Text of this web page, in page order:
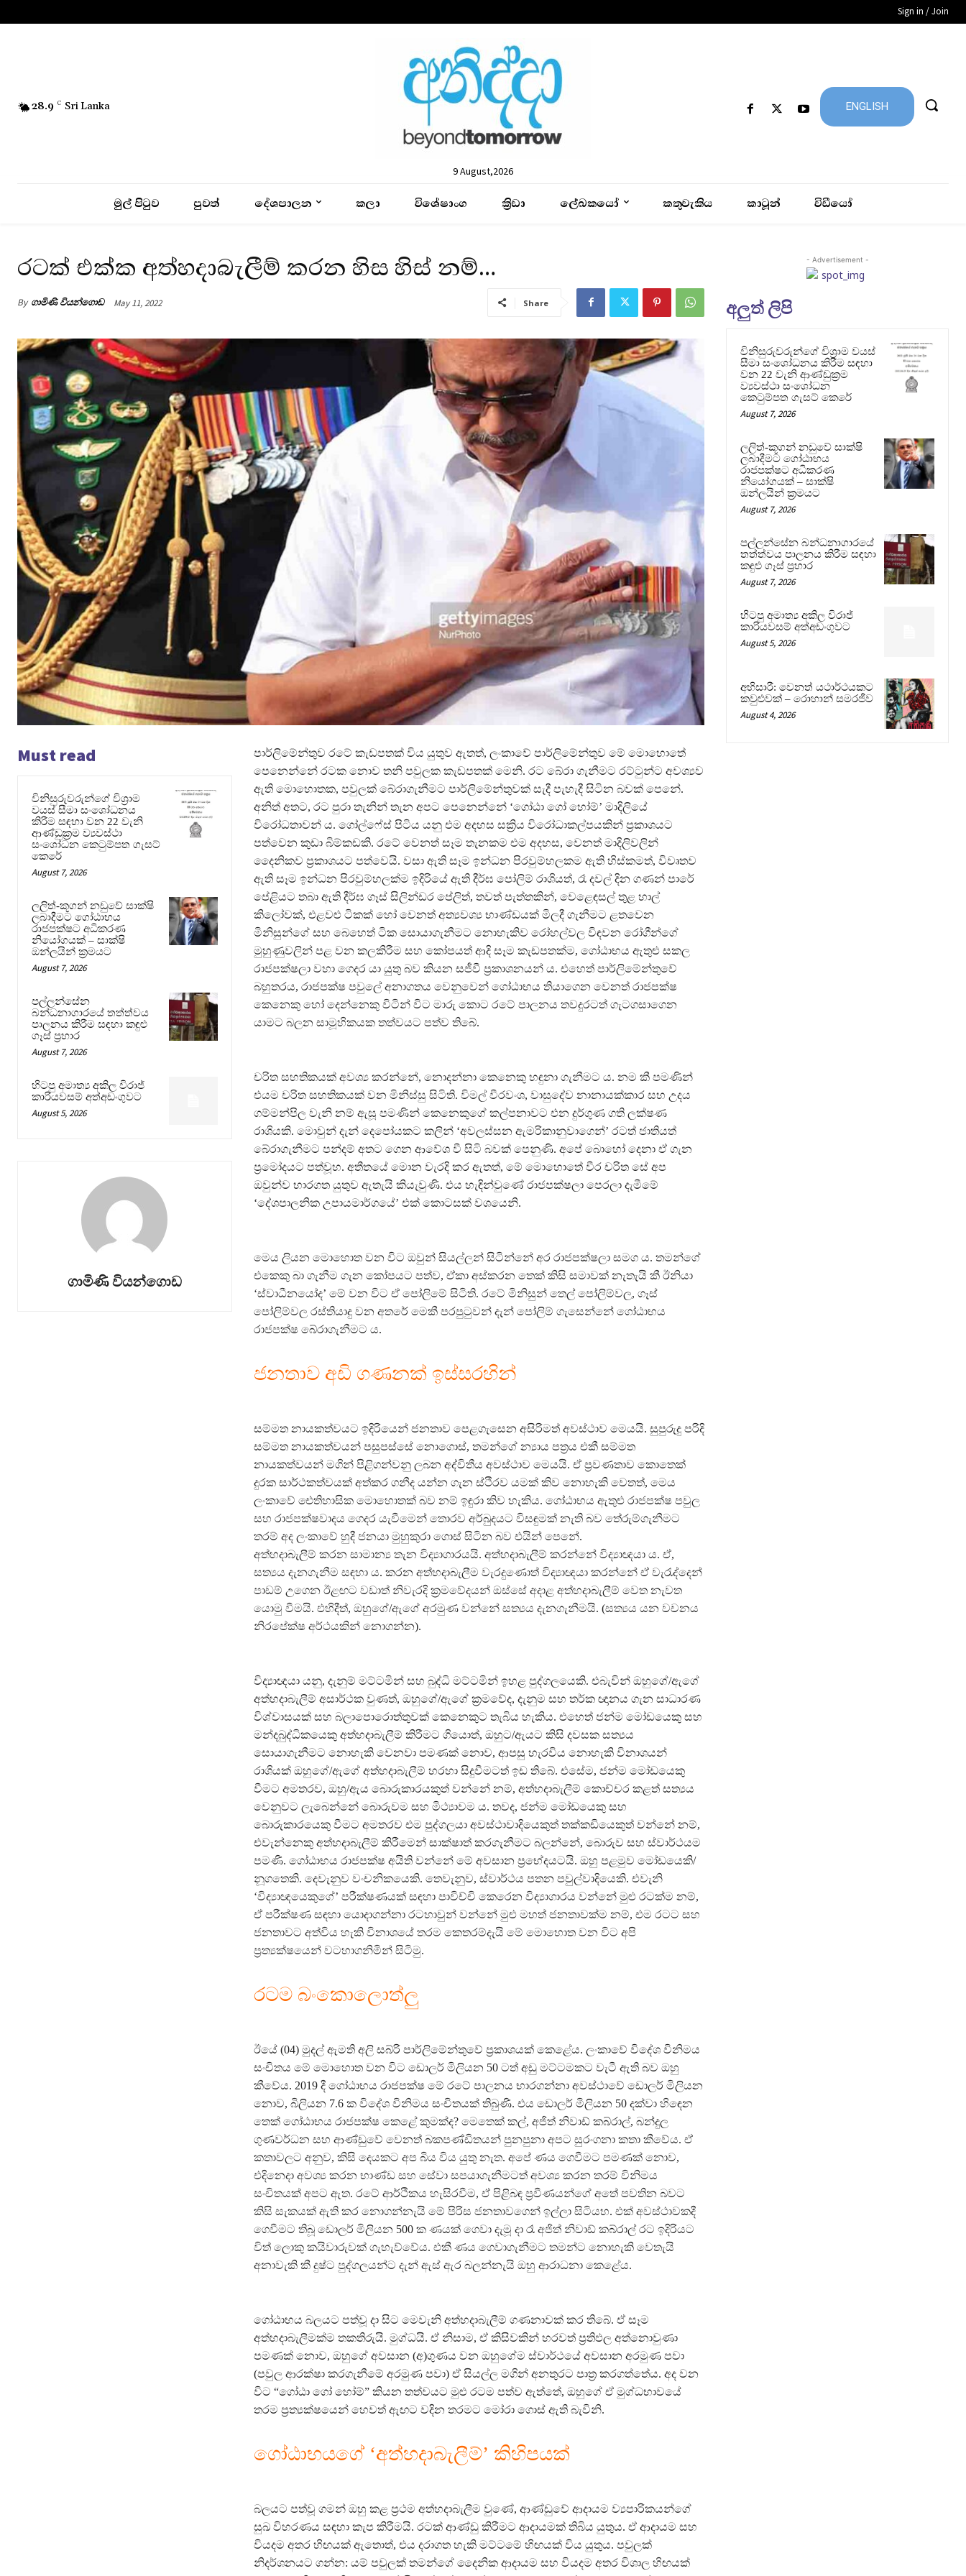
Sign in / Join
28.9 C Sri Lanka
9 August,2026
ENGLISH
මුල් පිටුව පුවත් දේශපාලන කලා විශේෂාංග ක්‍රිඩා ලේඛකයෝ කතුවැකිය කාටූන් විඩීයෝ
රටක් එක්ක අත්හදාබැලීම් කරන හිස හිස් නම්…
By ගාමිණි වියන්ගොඩ May 11, 2022 Share
Must read
විනිසුරුවරුන්ගේ විශ්‍රාම
වයස් සීමා සංශෝධනය
කිරීම සඳහා වන 22 වැනි
ආණ්ඩුක්‍රම ව්‍යවස්ථා
සංශෝධන කෙටුම්පත ගැසට්
කෙරේ
August 7, 2026
ලලිත්-කූගන් නඩුවේ සාක්ෂි
ලබාදීමට ගෝඨාභය
රාජපක්ෂට අධිකරණ
නියෝගයක් – සාක්ෂි
ඔන්ලයින් ක්‍රමයට
August 7, 2026
පල්ලන්සේන
බන්ධනාගාරයේ තත්ත්වය
පාලනය කිරීම සඳහා කඳුළු
ගෑස් ප්‍රහාර
August 7, 2026
හිටපු අමාත්‍ය අකිල විරාජ්
කාරියවසම් අත්අඩංගුවට
August 5, 2026
ගාමිණි වියන්ගොඩ
පාර්ලිමේන්තුව රටේ කැඩපතක් විය යුතුව ඇතත්, ලංකාවේ පාර්ලිමේන්තුව මේ මොහොතේ
පෙනෙන්නේ රටක නොව තනි පවුලක කැඩපතක් මෙනි. රට බේරා ගැනීමට රට්ටුන්ට අවශ්‍යව
ඇති මොහොතක, පවුලක් බේරාගැනීමට පාර්ලිමේන්තුවක් සැදී පැහැදී සිටින බවක් පෙනේ.
අනිත් අතට, රට පුරා තැනින් තැන අපට පෙනෙන්නේ ‘ගෝඨා ගෝ හෝම්’ මාදිලියේ
විරෝධතාවන් ය. ගෝල්ෆේස් පිටිය යනු එම අදහස සක්‍රිය විරෝධාකල්පයකින් ප්‍රකාශයට
පත්වෙන කුඩා බිම්කඩකි. රටේ වෙනත් සෑම තැනකම එම අදහස, වෙනත් මාදිලිවලින්
දෛනිකව ප්‍රකාශයට පත්වෙයි. වසා ඇති සෑම ඉන්ධන පිරවුම්හලකම ඇති හිස්කමත්, විවෘතව
ඇති සෑම ඉන්ධන පිරවුම්හලක්ම ඉදිරියේ ඇති දීර්ඝ පෝලිම් රාශියත්, රෑ දවල් දින ගණන් පාරේ
පේළියට තබා ඇති දීර්ඝ ගෑස් සිලින්ඩර පේලිත්, තවත් පැත්තකින්, වෙළෙඳසල් තුළ හාල්
කිලෝවක්, එළවළු ටිකක් හෝ වෙනත් අත්‍යවශ්‍ය භාණ්ඩයක් මිලදී ගැනීමට ළතවෙන
මිනිසුන්ගේ සහ බෙහෙත් ටික සොයාගැනීමට නොහැකිව රෝහල්වල විඳවන රෝගීන්ගේ
මුහුණුවලින් පළ වන කලකිරීම සහ කෝපයත් ආදි සෑම කැඩපතක්ම, ගෝඨාභය ඇතුළු සකල
රාජපක්ෂලා වහා ගෙදර යා යුතු බව කියන සජීවී ප්‍රකාශනයන් ය. එහෙත් පාර්ලිමේන්තුවේ
බහුතරය, රාජපක්ෂ පවුලේ අනාගතය වෙනුවෙන් ගෝඨාභය තියාගෙන වෙනත් රාජපක්ෂ
කෙනෙකු හෝ දෙන්නෙකු විටින් විට මාරු කොට රටේ පාලනය තවදුරටත් ගැටගසාගෙන
යාමට බලන සාමූහිකයක තත්වයට පත්ව තිබේ.
චරිත සහතිකයක් අවශ්‍ය කරන්නේ, නොදන්නා කෙනෙකු හඳුනා ගැනීමට ය. නම කී පමණින්
එයම චරිත සහතිකයක් වන මිනිස්සු සිටිති. විමල් වීරවංශ, වාසුදේව නානායක්කාර සහ උදය
ගම්මන්පිල වැනි නම් ඇසූ පමණින් කෙනෙකුගේ කල්පනාවට එන දුර්ගුණ ගති ලක්ෂණ
රාශියකි. මොවුන් දැන් දෙපෝයකට කලින් ‘අවලස්සන ඇමරිකානුවාගෙන්’ රටත් ජාතියත්
බේරාගැනීමට පන්දම් අතට ගෙන ආවේශ වී සිටි බවක් පෙනුණි. අපේ බොහෝ දෙනා ඒ ගැන
ප්‍රමෝදයට පත්වූහ. අතීතයේ මොන වැරදි කර ඇතත්, මේ මොහොතේ වීර චරිත සේ අප
ඔවුන්ව භාරගත යුතුව ඇතැයි කියැවුණි. එය හැඳින්වුණේ රාජපක්ෂලා පෙරලා දැමීමේ
‘දේශපාලනික උපායමාර්ගයේ’ එක් කොටසක් වශයෙනි.
මෙය ලියන මොහොත වන විට ඔවුන් සියල්ලන් සිටින්නේ අර රාජපක්ෂලා සමග ය. තමන්ගේ
එකෙකු බා ගැනීම ගැන කෝපයට පත්ව, ඒකා අස්කරන තෙක් කිසි සමාවක් නැතැයි කී ඊනියා
‘ස්වාධීනයෝද’ මේ වන විට ඒ පෝලිමේ සිටිති. රටේ මිනිසුන් තෙල් පෝලිම්වල, ගෑස්
පෝලිම්වල රස්තියාදු වන අතරේ මෙකී පරපුටුවන් දැන් පෝලිම් ගැසෙන්නේ ගෝඨාභය
රාජපක්ෂ බේරාගැනීමට ය.
ජනතාව අඩි ගණනක් ඉස්සරහින්
සම්මත නායකත්වයට ඉදිරියෙන් ජනතාව පෙළගැසෙන අසිරිමත් අවස්ථාව මෙයයි. සුපුරුදු පරිදි
සම්මත නායකත්වයන් පසුපස්සේ නොගොස්, තමන්ගේ න්‍යාය පත්‍රය එකී සම්මත
නායකත්වයන් මගින් පිළිගන්වනු ලබන අද්විතීය අවස්ථාව මෙයයි. ඒ ප්‍රවණතාව කොතෙක්
දුරක සාර්ථකත්වයක් අත්කර ගනීද යන්න ගැන ස්ථිරව යමක් කිව නොහැකි වෙතත්, මෙය
ලංකාවේ ඓතිහාසික මොහොතක් බව නම් ඉඳුරා කිව හැකිය. ගෝඨාභය ඇතුළු රාජපක්ෂ පවුල
සහ රාජපක්ෂවාදය ගෙදර යැවීමෙන් තොරව අර්බුදයට විසඳුමක් නැති බව තේරුම්ගැනීමට
තරම් අද ලංකාවේ හුදී ජනයා මුහුකුරා ගොස් සිටින බව එයින් පෙනේ.
අත්හදාබැලීම් කරන සාමාන්‍ය තැන විද්‍යාගාරයයි. අත්හදාබැලීම් කරන්නේ විද්‍යාඥයා ය. ඒ,
සත්‍යය දැනගැනීම සඳහා ය. කරන අත්හදාබැලීම වැරදුණොත් විද්‍යාඥයා කරන්නේ ඒ වැරැද්දෙන්
පාඩම් උගෙන ඊළඟට වඩාත් නිවැරදි ක්‍රමවේදයන් ඔස්සේ අදාළ අත්හදාබැලීම් වෙත නැවත
යොමු වීමයි. එහිදීත්, ඔහුගේ/ඇගේ අරමුණ වන්නේ සත්‍යය දැනගැනීමයි. (සත්‍යය යන වචනය
නිරපේක්ෂ අර්ථයකින් නොගන්න).
විද්‍යාඥයා යනු, දැනුම් මට්ටමින් සහ බුද්ධි මට්ටමින් ඉහළ පුද්ගලයෙකි. එබැවින් ඔහුගේ/ඇගේ
අත්හදාබැලීම් අසාර්ථක වුණත්, ඔහුගේ/ඇගේ ක්‍රමවේද, දැනුම සහ තර්ක ඥානය ගැන සාධාරණ
විශ්වාසයක් සහ බලාපොරොත්තුවක් කෙනෙකුට තැබිය හැකිය. එහෙත් ජන්ම මෝඩයෙකු සහ
මන්දබුද්ධිකයෙකු අත්හදාබැලීම් කිරීමට ගියොත්, ඔහුට/ඇයට කිසි දවසක සත්‍යය
සොයාගැනීමට නොහැකි වෙනවා පමණක් නොව, ආපසු හැරවිය නොහැකි විනාශයන්
රාශියක් ඔහුගේ/ඇගේ අත්හදාබැලීම් හරහා සිදුවීමටත් ඉඩ තිබේ. එසේම, ජන්ම මෝඩයෙකු
වීමට අමතරව, ඔහු/ඇය බොරුකාරයකුත් වන්නේ නම්, අත්හදාබැලීම් කොච්චර කළත් සත්‍යය
වෙනුවට ලැබෙන්නේ බොරුවම සහ මිථ්‍යාවම ය. තවද, ජන්ම මෝඩයෙකු සහ
බොරුකාරයෙකු වීමට අමතරව එම පුද්ගලයා අවස්ථාවාදියෙකුත් තක්කඩියෙකුත් වන්නේ නම්,
එවැන්නෙකු අත්හදාබැලීම් කිරීමෙන් සාක්ෂාත් කරගැනීමට බලන්නේ, බොරුව සහ ස්වාර්ථයම
පමණි. ගෝඨාභය රාජපක්ෂ අයිති වන්නේ මේ අවසාන ප්‍රභේදයටයි. ඔහු පළමුව මෝඩයෙකි/
නූගතෙකි. දෙවැනුව වංචනිකයෙකි. තෙවැනුව, ස්වාර්ථය පතන පවුල්වාදියෙකි. එවැනි
‘විද්‍යාඥයෙකුගේ’ පරීක්ෂණයක් සඳහා පාවිච්චි කෙරෙන විද්‍යාගාරය වන්නේ මුළු රටක්ම නම්,
ඒ පරීක්ෂණ සඳහා යොදාගන්නා රටහාවුන් වන්නේ මුළු මහත් ජනතාවක්ම නම්, එම රටට සහ
ජනතාවට අත්විය හැකි විනාශයේ තරම කෙතරම්දැයි මේ මොහොත වන විට අපි
ප්‍රත්‍යක්ෂයෙන් වටහාගනිමින් සිටිමු.
රටම බංකොලොත්ලු
ඊයේ (04) මුදල් ඇමති අලි සබ්රි පාර්ලිමේන්තුවේ ප්‍රකාශයක් කෙළේය. ලංකාවේ විදේශ විනිමය
සංචිතය මේ මොහොත වන විට ඩොලර් මිලියන 50 ටත් අඩු මට්ටමකට වැටී ඇති බව ඔහු
කීවේය. 2019 දී ගෝඨාභය රාජපක්ෂ මේ රටේ පාලනය භාරගන්නා අවස්ථාවේ ඩොලර් මිලියන
නොව, බිලියන 7.6 ක විදේශ විනිමය සංචිතයක් තිබුණි. එය ඩොලර් මිලියන 50 දක්වා හිඳෙන
තෙක් ගෝඨාභය රාජපක්ෂ කෙළේ කුමක්ද? මෙතෙක් කල්, අජිත් නිවාඩ් කබ්රාල්, බන්දුල
ගුණවර්ධන සහ ආණ්ඩුවේ වෙනත් බකපණ්ඩිතයන් පුනපුනා අපට සුරංගනා කතා කීවේය. ඒ
කතාවලට අනුව, කිසි දෙයකට අප බිය විය යුතු නැත. අපේ ණය ගෙවීමට පමණක් නොව,
එදිනෙදා අවශ්‍ය කරන භාණ්ඩ සහ සේවා සපයාගැනීමටත් අවශ්‍ය කරන තරම් විනිමය
සංචිතයක් අපට ඇත. රටේ ආර්ථිකය හැසිරවීම, ඒ පිළිබඳ ප්‍රවීණයන්ගේ අතේ පවතින බවට
කිසි සැකයක් ඇති කර නොගන්නැයි මේ පිරිස ජනතාවගෙන් ඉල්ලා සිටියහ. එක් අවස්ථාවකදී
ගෙවීමට තිබූ ඩොලර් මිලියන 500 ක ණයක් ගෙවා දැමූ දා රෑ අජිත් නිවාඩ් කබ්රාල් රට ඉදිරියට
විත් ලොකු කයිවාරුවක් ගැහැව්වේය. එකී ණය ගෙවාගැනීමට තමන්ට නොහැකි වෙතැයි
අනාවැකි කී දුෂ්ට පුද්ගලයන්ට දැන් ඇස් ඇර බලන්නැයි ඔහු ආරාධනා කෙළේය.
ගෝඨාභය බලයට පත්වූ දා සිට මෙවැනි අත්හදාබැලීම් ගණනාවක් කර තිබේ. ඒ සෑම
අත්හදාබැලීමක්ම තකතිරුයි. මුග්ධයි. ඒ නිසාම, ඒ කිසිවකින් හරවත් ප්‍රතිඵල අත්නොවුණා
පමණක් නොව, ඔහුගේ අවසාන (අ)ගුණය වන ඔහුගේම ස්වාර්ථයේ අවසාන අරමුණ පවා
(පවුල ආරක්ෂා කරගැනීමේ අරමුණ පවා) ඒ සියල්ල මගින් අනතුරට පාත්‍ර කරගත්තේය. අද වන
විට “ගෝඨා ගෝ හෝම්” කියන තත්වයට මුළු රටම පත්ව ඇත්තේ, ඔහුගේ ඒ මුග්ධභාවයේ
තරම ප්‍රත්‍යක්ෂයෙන් හෙවත් ඇඟට වදින තරමට මෝරා ගොස් ඇති බැවිනි.
ගෝඨාභයගේ ‘අත්හදාබැලීම්’ කිහිපයක්
බලයට පත්වූ ගමන් ඔහු කළ ප්‍රථම අත්හදාබැලීම වුණේ, ආණ්ඩුවේ ආදායම ව්‍යපාරිකයන්ගේ
සුඛ විහරණය සඳහා කැප කිරීමයි. රටක් ආණ්ඩු කිරීමට ආදායමක් තිබිය යුතුය. ඒ ආදායම සහ
වියදම අතර හිඟයක් ඇතොත්, එය දරාගත හැකි මට්ටමේ හිඟයක් විය යුතුය. පවුලක්
නිදර්ශනයට ගන්න: යම් පවුලක් තමන්ගේ දෛනික ආදායම සහ වියදම අතර විශාල හිඟයක්
- Advertisement -
අලුත් ලිපි
විනිසුරුවරුන්ගේ විශ්‍රාම වයස්
සීමා සංශෝධනය කිරීම සඳහා
වන 22 වැනි ආණ්ඩුක්‍රම
ව්‍යවස්ථා සංශෝධන
කෙටුම්පත ගැසට් කෙරේ
August 7, 2026
ලලිත්-කූගන් නඩුවේ සාක්ෂි
ලබාදීමට ගෝඨාභය
රාජපක්ෂට අධිකරණ
නියෝගයක් – සාක්ෂි
ඔන්ලයින් ක්‍රමයට
August 7, 2026
පල්ලන්සේන බන්ධනාගාරයේ
තත්ත්වය පාලනය කිරීම සඳහා
කඳුළු ගෑස් ප්‍රහාර
August 7, 2026
හිටපු අමාත්‍ය අකිල විරාජ්
කාරියවසම් අත්අඩංගුවට
August 5, 2026
අභිසාරී: වෙනත් යථාර්ථයකට
කවුළුවක් – රොහාන් සමරජීව
August 4, 2026